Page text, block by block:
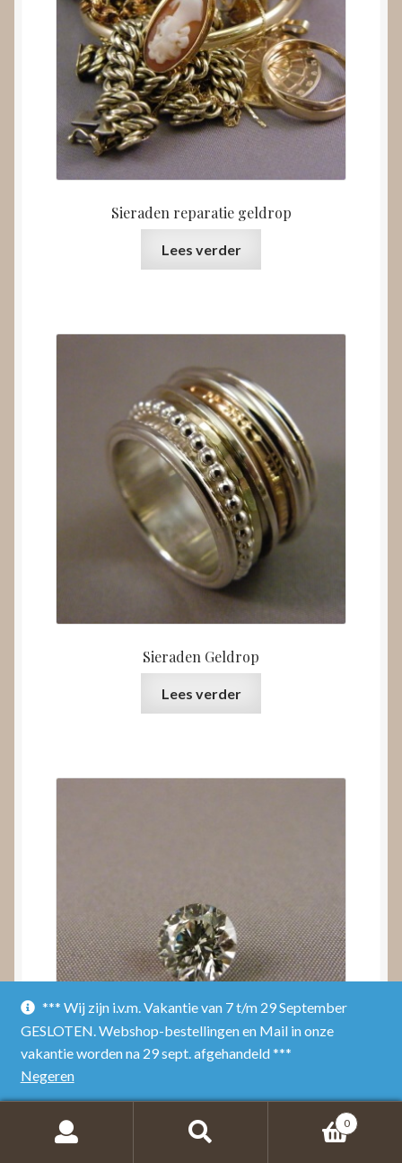
*** Wij zijn i.v.m. Vakantie van 7 t/m 29 September
GESLOTEN. Webshop-bestellingen en Mail in onze
vakantie worden na 29 sept. afgehandeld ***
Negeren
Sieraden reparatie geldrop
Lees verder
Sieraden Geldrop
Lees verder
Diamant kopen Geldrop
Lees verder
0